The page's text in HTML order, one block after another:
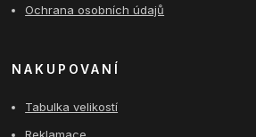
Ochrana osobních údajů
NAKUPOVANÍ
Tabulka velikostí